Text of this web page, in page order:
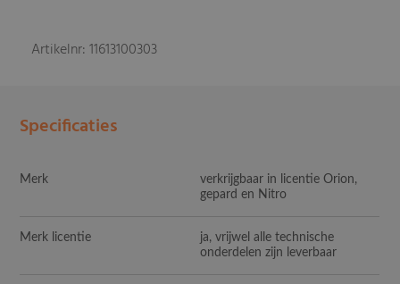
Artikelnr: 11613100303
Specificaties
Merk
verkrijgbaar in licentie Orion,
gepard en Nitro
Merk licentie
ja, vrijwel alle technische
onderdelen zijn leverbaar